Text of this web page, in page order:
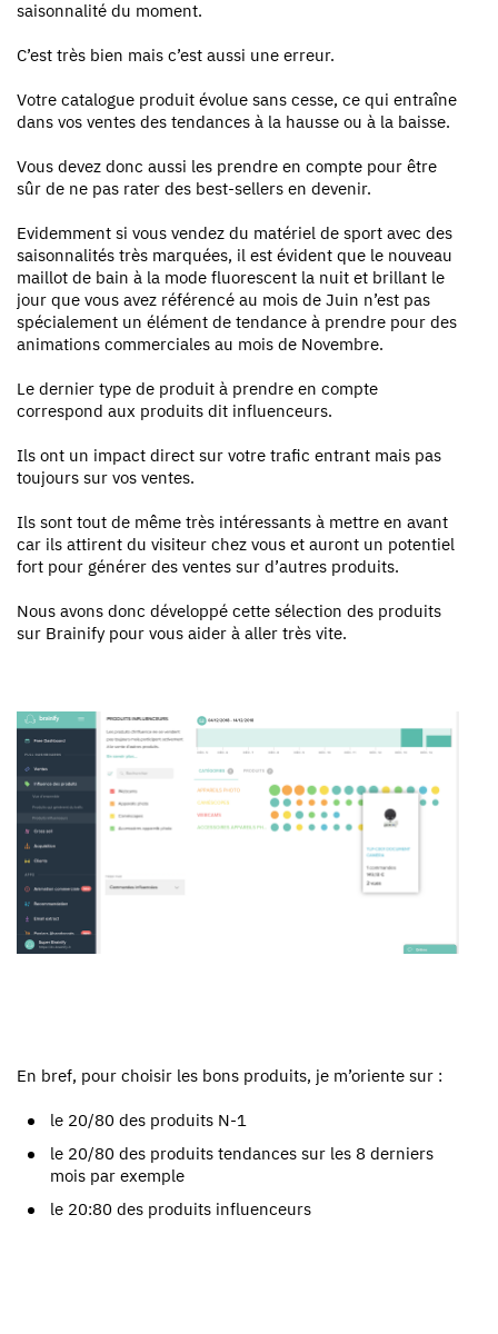
saisonnalité du moment.
C’est très bien mais c’est aussi une erreur.
Votre catalogue produit évolue sans cesse, ce qui entraîne
dans vos ventes des tendances à la hausse ou à la baisse.
Vous devez donc aussi les prendre en compte pour être
sûr de ne pas rater des best-sellers en devenir.
Evidemment si vous vendez du matériel de sport avec des
saisonnalités très marquées, il est évident que le nouveau
maillot de bain à la mode fluorescent la nuit et brillant le
jour que vous avez référencé au mois de Juin n’est pas
spécialement un élément de tendance à prendre pour des
animations commerciales au mois de Novembre.
Le dernier type de produit à prendre en compte
correspond aux produits dit influenceurs.
Ils ont un impact direct sur votre trafic entrant mais pas
toujours sur vos ventes.
Ils sont tout de même très intéressants à mettre en avant
car ils attirent du visiteur chez vous et auront un potentiel
fort pour générer des ventes sur d’autres produits.
Nous avons donc développé cette sélection des produits
sur Brainify pour vous aider à aller très vite.
En bref, pour choisir les bons produits, je m’oriente sur :
le 20/80 des produits N-1
le 20/80 des produits tendances sur les 8 derniers
mois par exemple
le 20:80 des produits influenceurs